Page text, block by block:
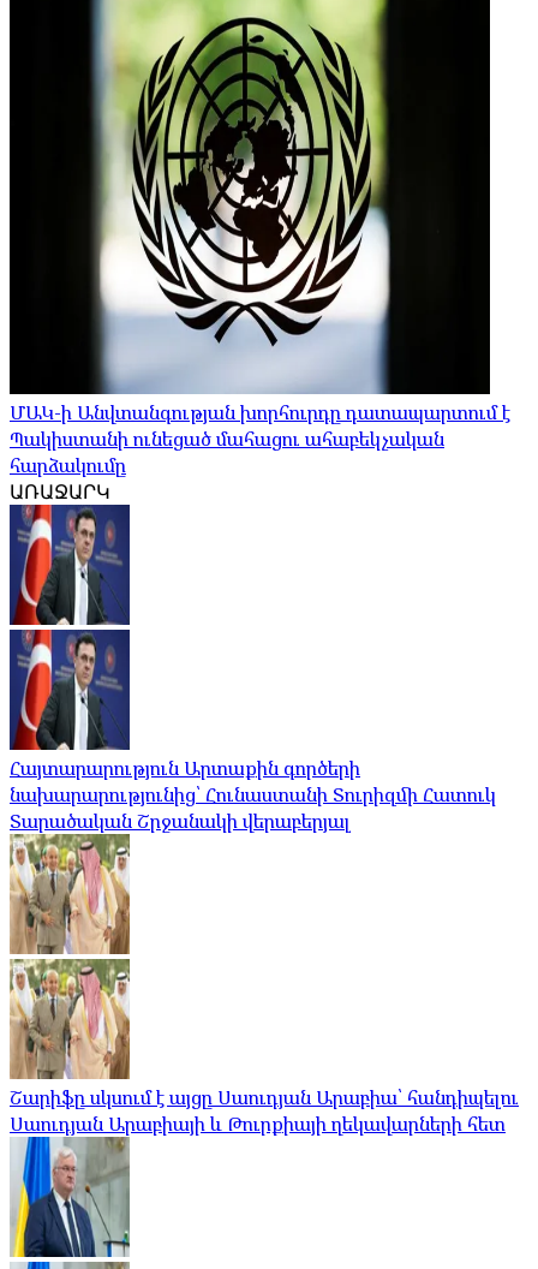
ՄԱԿ-ի Անվտանգության խորհուրդը դատապարտում է
Պակիստանի ունեցած մահացու ահաբեկչական
հարձակումը
ԱՌԱՋԱՐԿ
Հայտարարություն Արտաքին գործերի
նախարարությունից՝ Հունաստանի Տուրիզմի Հատուկ
Տարածական Շրջանակի վերաբերյալ
Շարիֆը սկսում է այցը Սաուդյան Արաբիա՝ հանդիպելու
Սաուդյան Արաբիայի և Թուրքիայի ղեկավարների հետ